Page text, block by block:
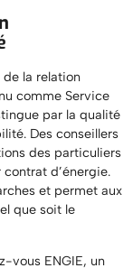
la relation
comme Service
par la qualité
Des conseillers
des particuliers
d’énergie.
et permet aux
que soit le
vous ENGIE, un